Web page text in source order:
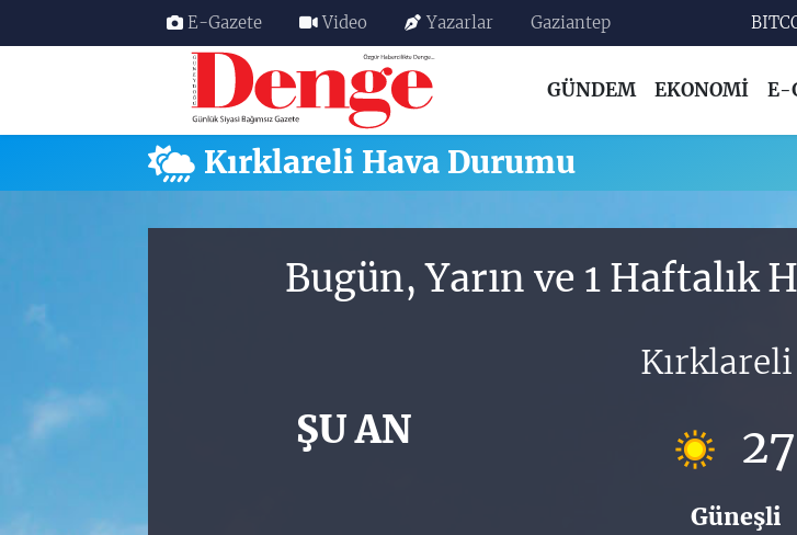
E-Gazete Video Yazarlar Gaziantep
GÜNDEM EKONOMİ E-
Kırklareli Hava Durumu
Bugün, Yarın ve 1 Haftalık
ŞU AN
Kırklareli
27
Güneşli
Nöbetçi Eczaneler
Hava Durumu
Trafik Durumu